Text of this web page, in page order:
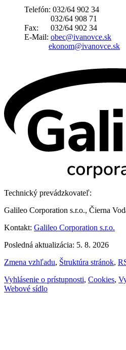
Telefón: 032/64 902 34
032/64 908 71
Fax: 032/64 902 34
E-Mail: obec@ivanovce.sk
ekonom@ivanovce.sk
Technický prevádzkovateľ:
Galileo Corporation s.r.o., Čierna
Kontakt: Galileo Corporation s.r.o.
Posledná aktualizácia: 5. 8. 2026
Zmena vzhľadu, Štruktúra stránok,
Vyhlásenie o prístupnosti, Cookies,
Webové sídlo